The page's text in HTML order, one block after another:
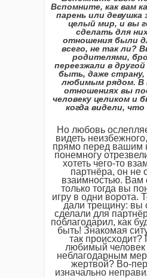
Вспомните, как вам
парень или девушка
целый мир, и вы
сделать для
отношения были
всего, не так ли?
родителями,
переезжали в
быть, даже
любимым рядом. В
отношениях вы
человеку целиком и
когда видели,
Но любовь
видеть
прямо перед вашим
понемногу
хотеть чего-то
партнёра, он не
взаимностью. Вам
только тогда вы
игру в одни ворота.
дали трещину: вы
сделали для
поблагодарил, как
быть! Знакомая
так
любимый человек
неблагодарным
жертвой? Во-
изначально